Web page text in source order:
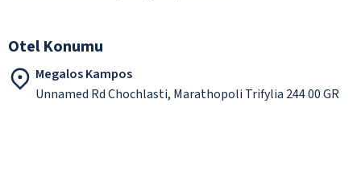
Otel Konumu
Megalos Kampos
Unnamed Rd Chochlasti, Marathopoli Trifylia 244 00 GR